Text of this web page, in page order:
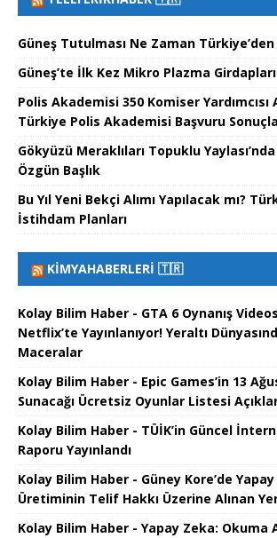
Güneş Tutulması Ne Zaman
Güneş’te İlk Kez Mikro Plazma
Polis Akademisi 350 Komiser Yardımcısı
Türkiye Polis Akademisi Başvuru
Gökyüzü Meraklıları Topuklu
Özgün Başlık
Bu Yıl Yeni Bekçi Alımı Yapılacak mı?
İstihdam Planları
KIMYAHABERLERI 🇹🇷
Kolay Bilim Haber - GTA 6 Oynanış
Netflix’te Yayınlanıyor! Yeraltı
Maceralar
Kolay Bilim Haber - Epic Games’in 13
Sunacağı Ücretsiz Oyunlar Listesi
Kolay Bilim Haber - TÜİK’in Güncel
Raporu Yayınlandı
Kolay Bilim Haber - Güney Kore’de
Üretiminin Telif Hakkı Üzerine Alınan
Kolay Bilim Haber - Yapay Zeka: Okuma